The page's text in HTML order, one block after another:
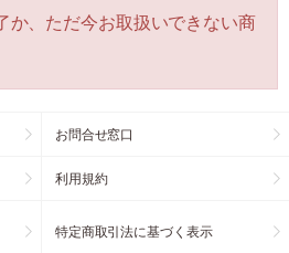
か、ただ今お取扱いできない商
お問合せ窓口
利用規約
特定商取引法に基づく表示